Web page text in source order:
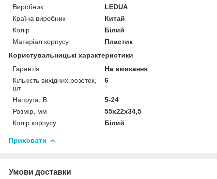
Виробник
LEDUA
Країна виробник
Китай
Колір
Білий
Матеріал корпусу
Пластик
Користувальницькі характеристики
Гарантія
На вмикання
Кількість вихідних розеток,
шт
6
Напруга, В
5-24
Розмір, мм
55х22х34,5
Колір корпусу
Білий
Приховати
Умови доставки